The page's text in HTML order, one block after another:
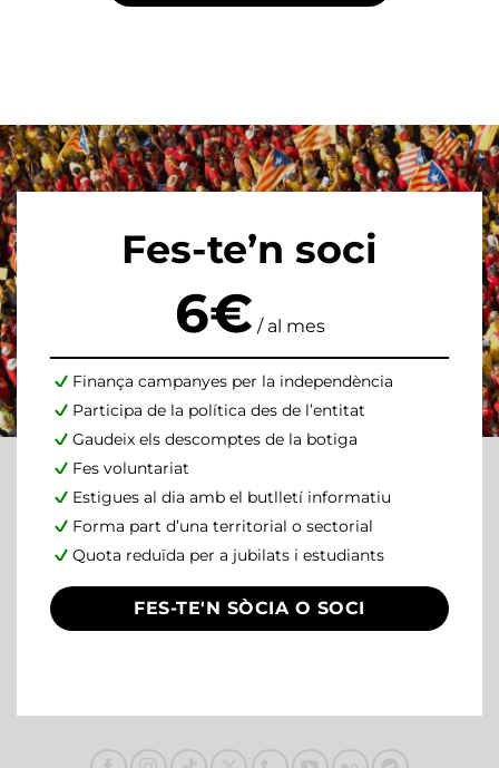
Fes-te’n soci
6€ / al mes
Finança campanyes per la independència
Participa de la política des de l’entitat
Gaudeix els descomptes de la botiga
Fes voluntariat
Estigues al dia amb el butlletí informatiu
Forma part d’una territorial o sectorial
Quota reduïda per a jubilats i estudiants
FES-TE'N SÒCIA O SOCI